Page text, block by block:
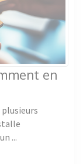
en
...